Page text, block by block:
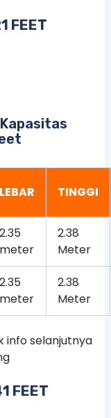
FEET
LEBAR TINGGI
2.35
meter
2.38
Meter
2.35
meter
2.38
Meter
info selanjutnya
FEET